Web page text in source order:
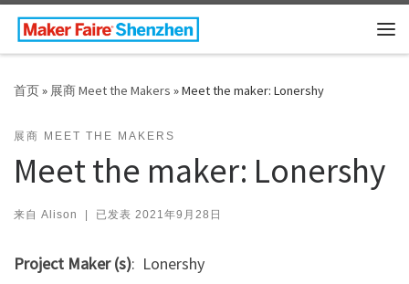
Skip to content
首页» 展商 Meet the Makers »Meet the maker: Lonershy
展商 MEET THE MAKERS
Meet the maker: Lonershy
来自 Alison | 已发表 2021年9月28日
Project Maker (s): Lonershy